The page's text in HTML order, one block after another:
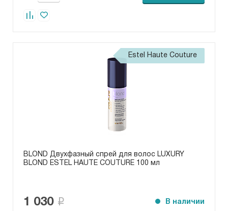
Estel Haute Couture
BLOND Двухфазный спрей для волос LUXURY
BLOND ESTEL HAUTE COUTURE 100 мл
1 030 В наличии